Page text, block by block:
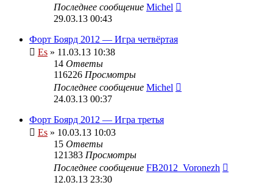
Последнее сообщение Michel
29.03.13 00:43
Форт Боярд 2012 — Игра четвёртая
Es » 11.03.13 10:38
14 Ответы
116226 Просмотры
Последнее сообщение Michel
24.03.13 00:37
Форт Боярд 2012 — Игра третья
Es » 10.03.13 10:03
15 Ответы
121383 Просмотры
Последнее сообщение FB2012_Voronezh
12.03.13 23:30